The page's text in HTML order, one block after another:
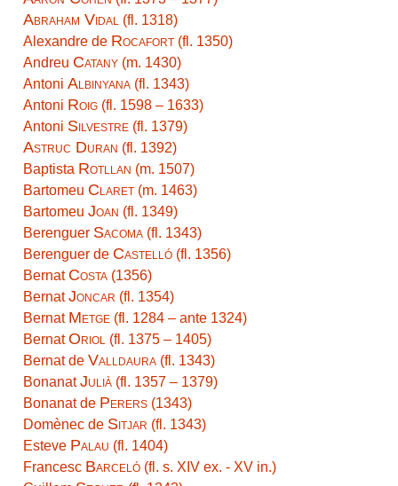
Abraham Vidal (fl. 1318)
Alexandre de Rocafort (fl. 1350)
Andreu Catany (m. 1430)
Antoni Albinyana (fl. 1343)
Antoni Roig (fl. 1598 – 1633)
Antoni Silvestre (fl. 1379)
Astruc Duran (fl. 1392)
Baptista Rotllan (m. 1507)
Bartomeu Claret (m. 1463)
Bartomeu Joan (fl. 1349)
Berenguer Sacoma (fl. 1343)
Berenguer de Castelló (fl. 1356)
Bernat Costa (1356)
BernatJoncar (fl. 1354)
Bernat Metge (fl. 1284 – ante 1324)
BernatOriol (fl. 1375 – 1405)
Bernat de Valldaura (fl. 1343)
BonanatJulià (fl. 1357 – 1379)
Bonanat de Perers (1343)
Domènec de Sitjar (fl. 1343)
Esteve Palau (fl. 1404)
Francesc Barceló (fl. s. XIV ex. - XV in.)